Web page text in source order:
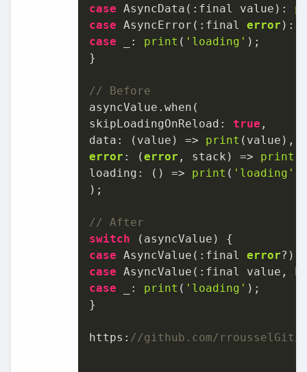
case AsyncData(:final value):
case AsyncError(:final error ):
case _: print ( 'loading' );
}
// Before
asyncValue.when(
skipLoadingOnReload: true ,
data: (value) => print
error : (error , stack) => print
loading: () => print ( 'loading'
);
// After
switch
case AsyncValue(:final error
case AsyncValue(:final value,
case _: print ( 'loading' );
}
https: //github.com/rrousselGit/